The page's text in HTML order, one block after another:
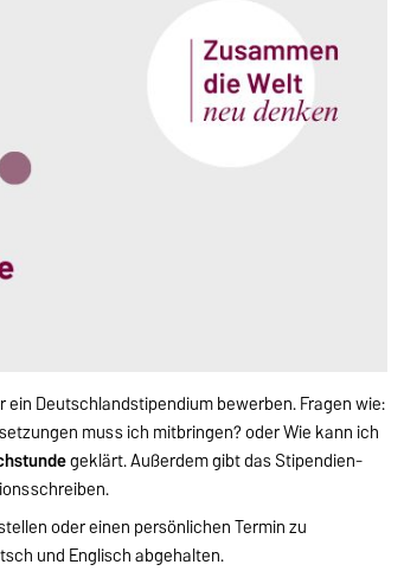
Deutschlandstipendium bewerben. Fragen wie:
muss ich mitbringen? oder Wie kann ich
geklärt. Außerdem gibt das Stipendien-
oder einen persönlichen Termin zu
und Englisch abgehalten.